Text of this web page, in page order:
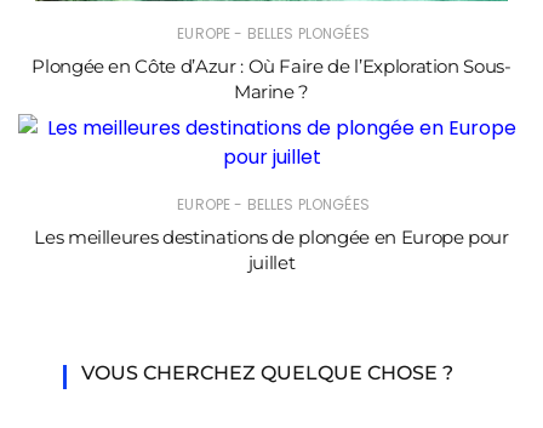
EUROPE - BELLES PLONGÉES
Plongée en Côte d’Azur : Où Faire de l’Exploration Sous-
Marine ?
EUROPE - BELLES PLONGÉES
Les meilleures destinations de plongée en Europe pour
juillet
VOUS CHERCHEZ QUELQUE CHOSE ?